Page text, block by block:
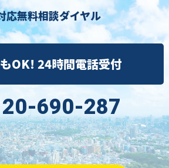
応無料相談ダイヤル
OK! 24時間電話受付
690-287